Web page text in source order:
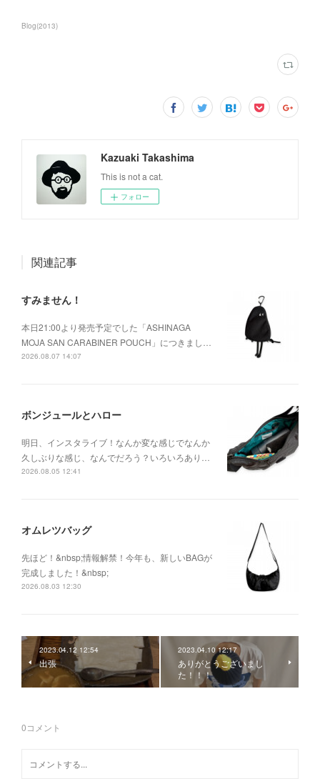
Blog(2013)
Kazuaki Takashima
This is not a cat.
フォロー
関連記事
すみません！
本日21:00より発売予定でした「ASHINAGA
MOJA SAN CARABINER POUCH」につきまし…
2026.08.07 14:07
ボンジュールとハロー
明日、インスタライブ！なんか変な感じでなんか
久しぶりな感じ、なんでだろう？いろいろあり…
2026.08.05 12:41
オムレツバッグ
先ほど！&nbsp;情報解禁！今年も、新しいBAGが
完成しました！&nbsp;
2026.08.03 12:30
2023.04.12 12:54
出張
2023.04.10 12:17
ありがとうございまし
た！！！
0コメント